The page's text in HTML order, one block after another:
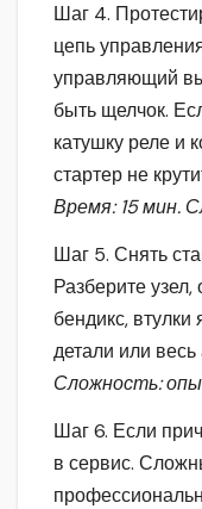
Шаг 4.
цепь
управляющий
быть щелчок.
катушку реле и
стартер не
Время: 15 мин.
Шаг 5. Снять
Разберите узел,
бендикс,
детали или весь
Сложность:
Шаг 6. Если
в сервис.